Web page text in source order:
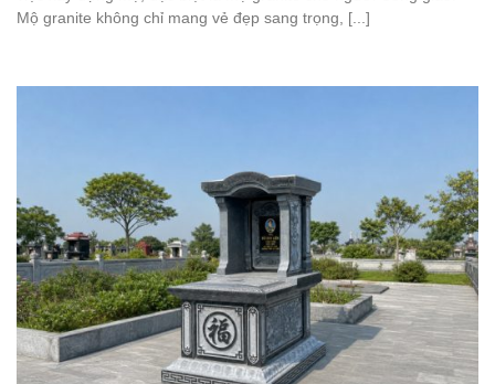
Mộ granite không chỉ mang vẻ đẹp sang trọng, [...]